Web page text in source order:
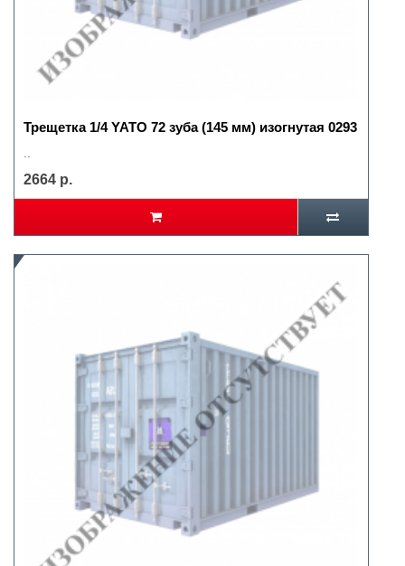
Трещетка 1/4 YATO 72 зуба (145 мм) изогнутая 0293
2664 р.